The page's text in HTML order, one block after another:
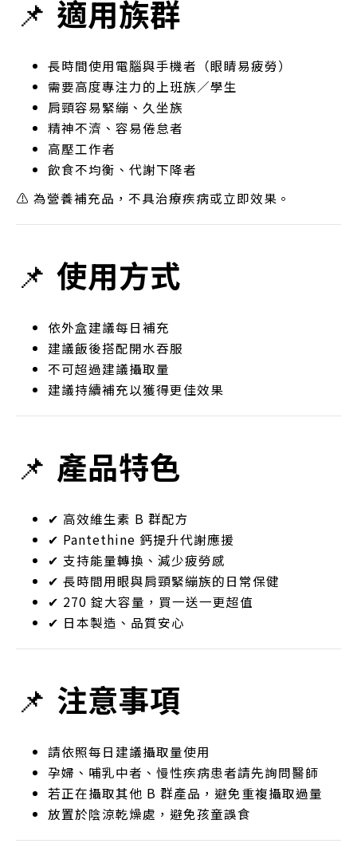
📌 適用族群
長時間使用電腦與手機者（眼睛易疲勞）
需要高度專注力的上班族／學生
肩頸容易緊繃、久坐族
精神不濟、容易倦怠者
高壓工作者
飲食不均衡、代謝下降者
⚠ 為營養補充品，不具治療疾病或立即效果。
📌 使用方式
依外盒建議每日補充
建議飯後搭配開水吞服
不可超過建議攝取量
建議持續補充以獲得更佳效果
📌 產品特色
✔ 高效維生素 B 群配方
✔ Pantethine 鈣提升代謝應援
✔ 支持能量轉換、減少疲勞感
✔ 長時間用眼與肩頸緊繃族的日常保健
✔ 270 錠大容量，買一送一更超值
✔ 日本製造、品質安心
📌 注意事項
請依照每日建議攝取量使用
孕婦、哺乳中者、慢性疾病患者請先詢問醫師
若正在攝取其他 B 群產品，避免重複攝取過量
放置於陰涼乾燥處，避免孩童誤食